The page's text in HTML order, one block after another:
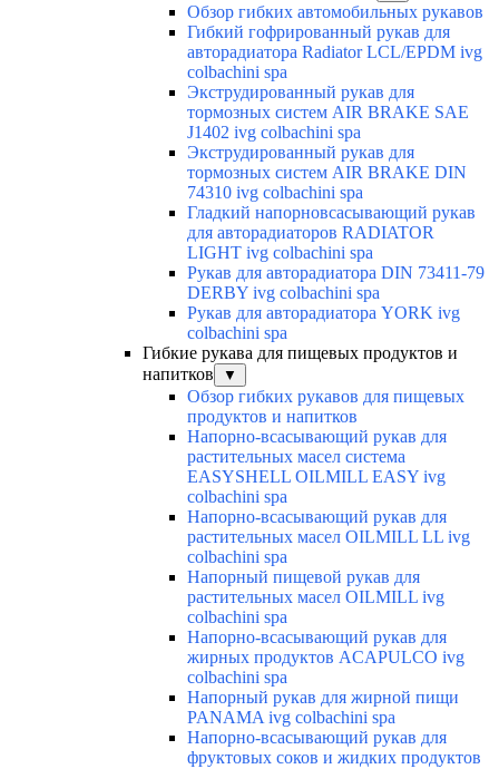
Обзор гибких автомобильных рукавов
Гибкий гофрированный рукав для
авторадиатора Radiator LCL/EPDM ivg
colbachini spa
Экструдированный рукав для
тормозных систем AIR BRAKE SAE
J1402 ivg colbachini spa
Экструдированный рукав для
тормозных систем AIR BRAKE DIN
74310 ivg colbachini spa
Гладкий напорновсасывающий рукав
для авторадиаторов RADIATOR
LIGHT ivg colbachini spa
Рукав для авторадиатора DIN 73411-79
DERBY ivg colbachini spa
Рукав для авторадиатора YORK ivg
colbachini spa
Гибкие рукава для пищевых продуктов и
напитков
▼
Обзор гибких рукавов для пищевых
продуктов и напитков
Напорно-всасывающий рукав для
растительных масел система
EASYSHELL OILMILL EASY ivg
colbachini spa
Напорно-всасывающий рукав для
растительных масел OILMILL LL ivg
colbachini spa
Напорный пищевой рукав для
растительных масел OILMILL ivg
colbachini spa
Напорно-всасывающий рукав для
жирных продуктов ACAPULCO ivg
colbachini spa
Напорный рукав для жирной пищи
PANAMA ivg colbachini spa
Напорно-всасывающий рукав для
фруктовых соков и жидких продуктов